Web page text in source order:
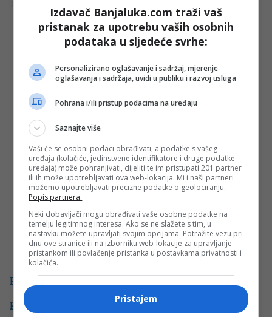
Šta mislite o ovoj temi?
obavezna!
Email
Komentar
PROMO
POVEZANE VIJESTI
Izdavač Banjaluka.com traži vaš
pristanak za upotrebu vaših osobnih
podataka u sljedeće svrhe:
Personalizirano oglašavanje i sadržaj, mjerenje
oglašavanja i sadržaja, uvidi u publiku i razvoj usluga
Pohrana i/ili pristup podacima na uređaju
Saznajte više
Vaši će se osobni podaci obrađivati, a podatke s vašeg
uređaja (kolačiće, jedinstvene identifikatore i druge podatke
uređaja) može pohranjivati, dijeliti te im pristupati 201 partner
ili ih može upotrebljavati ova web-lokacija. Mi i naši partneri
možemo upotrebljavati precizne podatke o geolociranju.
Popis partnera.
Neki dobavljači mogu obrađivati vaše osobne podatke na
temelju legitimnog interesa. Ako se ne slažete s tim, u
nastavku možete upravljati svojim opcijama. Potražite vezu pri
dnu ove stranice ili na izborniku web-lokacije za upravljanje
pristankom ili povlačenje pristanka u postavkama privatnosti i
kolačića.
Pristajem